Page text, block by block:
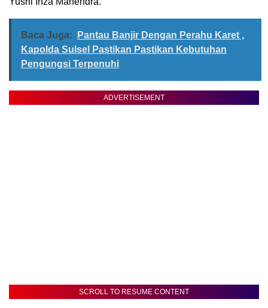
Baca Juga:
Pantau Banjir Dengan Perahu Karet ,
Kapolda Sulsel Pastikan Pastikan Kebutuhan
Pengungsi Terpenuhi
ADVERTISEMENT
SCROLL TO RESUME CONTENT